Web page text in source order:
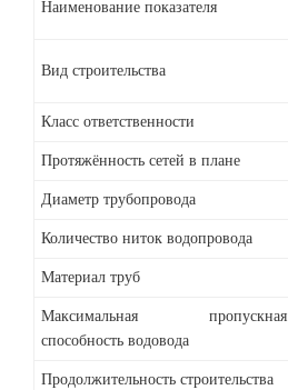
Наименование показателя
Вид строительства
Класс ответственности
Протяжённость сетей в плане
Диаметр трубопровода
Количество ниток водопровода
Материал труб
Максимальная пропускная
способность водовода
Продолжительность строительства